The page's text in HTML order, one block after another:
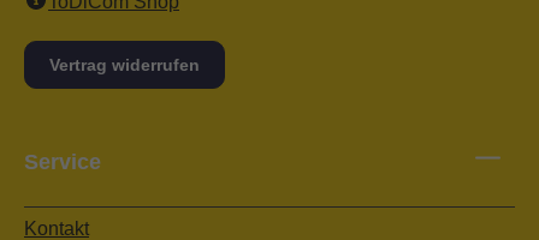
Vertrag widerrufen
Service
Kontakt